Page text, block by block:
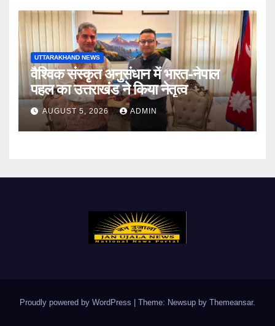
UTTARAKHAND NEWS
वैश्विक संस्कृत अनुसंधान में भारत-नेपाल
पहल का उत्तराखंड ने किया नेतृत्व
AUGUST 5, 2026 ADMIN
Proudly powered by WordPress | Theme: Newsup by Themeansar.